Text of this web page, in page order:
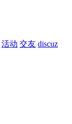
活动 交友 discuz